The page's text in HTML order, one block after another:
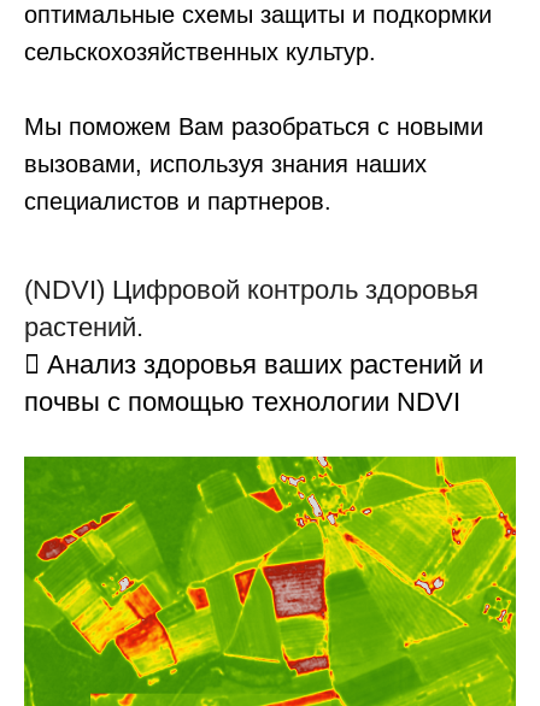
оптимальные схемы защиты и подкормки
сельскохозяйственных культур.
Мы поможем Вам разобраться с новыми
вызовами, используя знания наших
специалистов и партнеров.
(NDVI) Цифровой контроль здоровья
растений.
 Анализ здоровья ваших растений и
почвы с помощью технологии NDVI